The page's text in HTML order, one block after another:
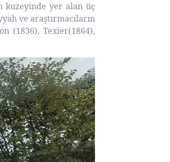
kuzeyinde yer alan üç
ve araştırmacıların
(1836), Texier(1864),